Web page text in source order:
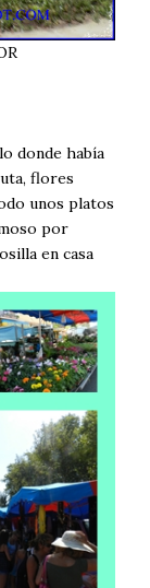
donde había
flores
unos platos
por
en casa